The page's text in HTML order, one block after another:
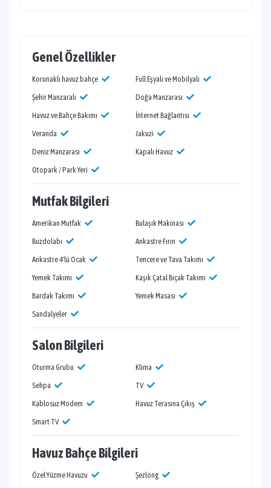
Genel Özellikler
Korunaklı havuz bahçe
Full Eşyalı ve Mobilyalı
Şehir Manzaralı
Doğa Manzarası
Havuz ve Bahçe Bakımı
İnternet Bağlantısı
Veranda
Jakuzi
Deniz Manzarası
Kapalı Havuz
Otopark / Park Yeri
Mutfak Bilgileri
Amerikan Mutfak
Bulaşık Makinası
Buzdolabı
Ankastre Fırın
Ankastre 4'lü Ocak
Tencere ve Tava Takımı
Yemek Takımı
Kaşık Çatal Bıçak Takımı
Bardak Takımı
Yemek Masası
Sandalyeler
Salon Bilgileri
Oturma Grubu
Klima
Sehpa
TV
Kablosuz Modem
Havuz Terasına Çıkış
Smart TV
Havuz Bahçe Bilgileri
Özel Yüzme Havuzu
Şezlong